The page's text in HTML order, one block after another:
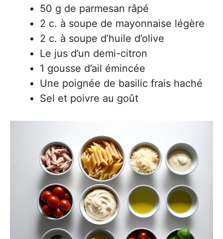
50 g de parmesan râpé
2 c. à soupe de mayonnaise légère
2 c. à soupe d’huile d’olive
Le jus d’un demi-citron
1 gousse d’ail émincée
Une poignée de basilic frais haché
Sel et poivre au goût